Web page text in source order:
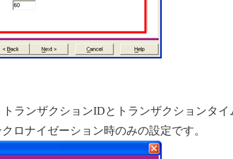
トランザクションIDとトランザクションタイ
ロナイゼーション時のみの設定です。